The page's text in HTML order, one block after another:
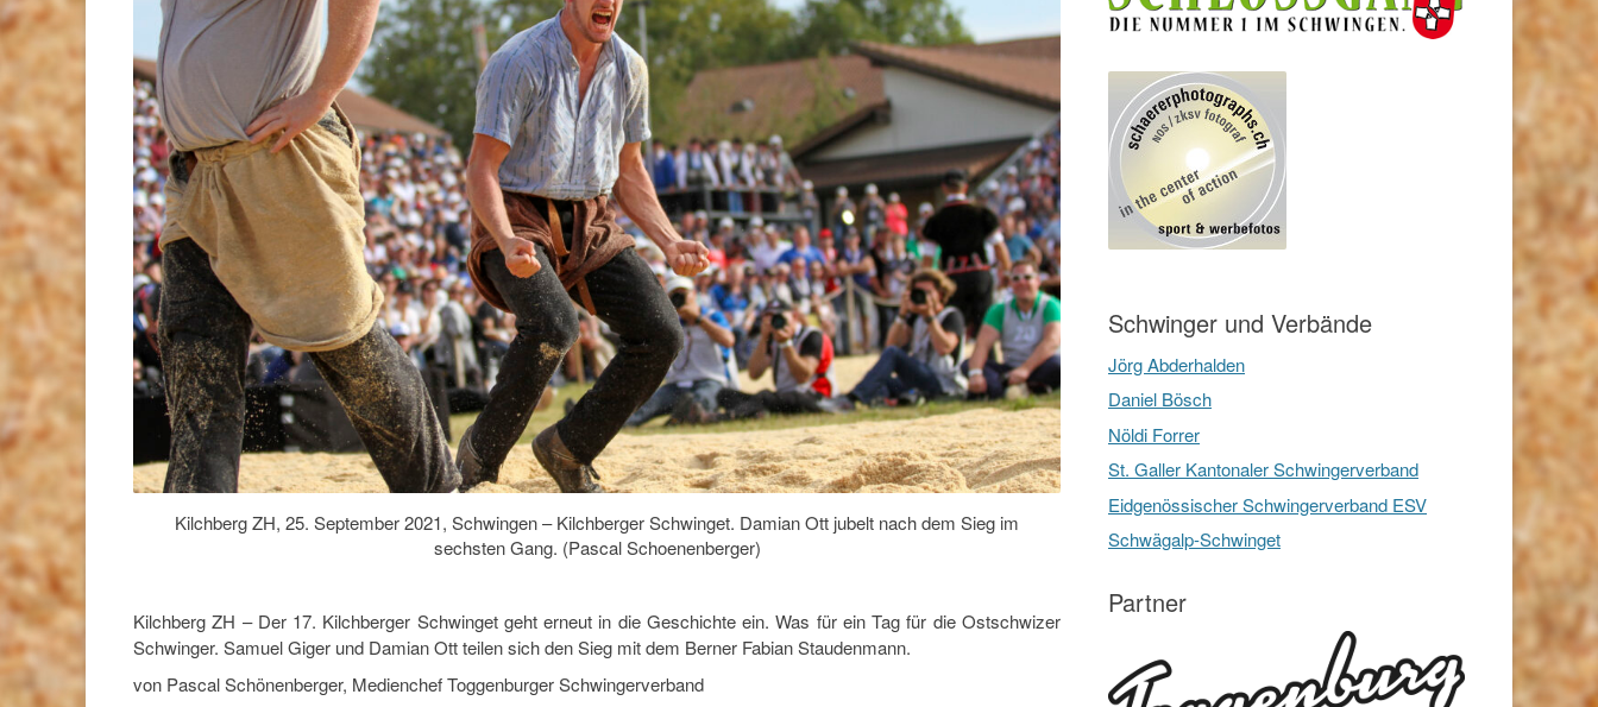
Kilchberg ZH, 25. September 2021, Schwingen – Kilchberger Schwinget. Damian Ott jubelt nach dem Sieg im
sechsten Gang. (Pascal Schoenenberger)
Kilchberg ZH – Der 17. Kilchberger Schwinget geht erneut in die Geschichte ein. Was für ein Tag für die Ostschwizer
Schwinger. Samuel Giger und Damian Ott teilen sich den Sieg mit dem Berner Fabian Staudenmann.
von Pascal Schönenberger, Medienchef Toggenburger Schwingerverband
Schwinger und Verbände
Jörg Abderhalden
Daniel Bösch
Nöldi Forrer
St. Galler Kantonaler Schwingerverband
Eidgenössischer Schwingerverband ESV
Schwägalp-Schwinget
Partner